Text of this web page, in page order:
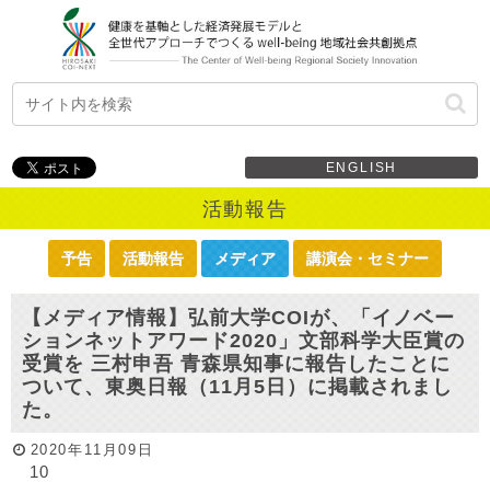
ENGLISH
活動報告
予告 活動報告 メディア 講演会・セミナー
【メディア情報】弘前大学COIが、「イノベー
ションネットアワード2020」文部科学大臣賞の
受賞を 三村申吾 青森県知事に報告したことに
ついて、東奥日報（11月5日）に掲載されまし
た。
2020年11月09日
10